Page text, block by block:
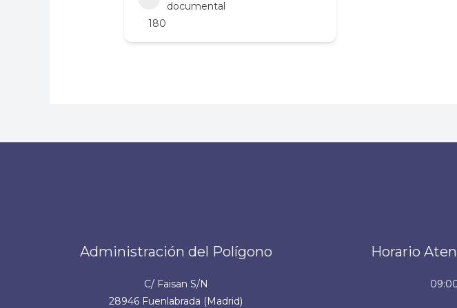
documental
180
Administración del Polígono
C/ Faisan S/N
28946 Fuenlabrada (Madrid)
Horario